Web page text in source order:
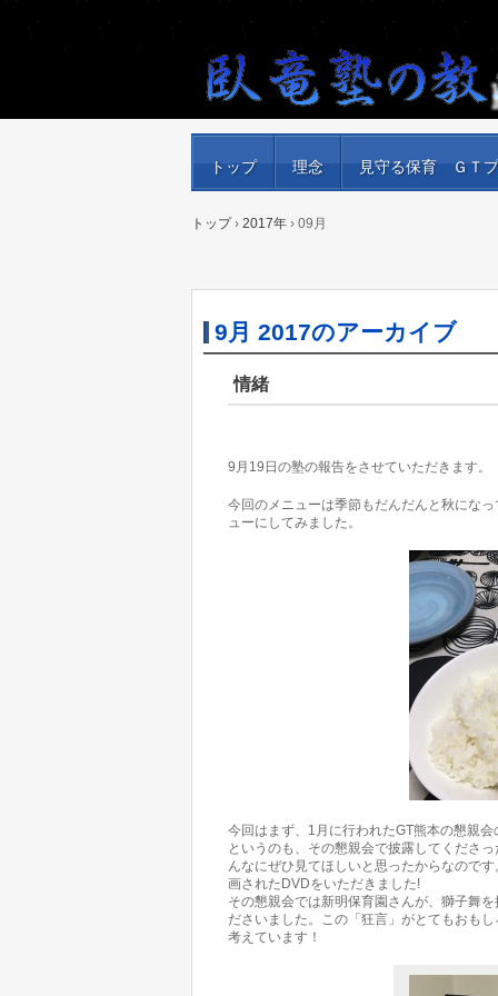
トップ 理念 見守る保育 ＧＴ
トップ › 2017年 › 09月
9月 2017のアーカイブ
情緒
9月19日の塾の報告をさせていただきます。
今回のメニューは季節もだんだんと秋にな
ューにしてみました。
今回はまず、1月に行われたGT熊本の懇親
というのも、その懇親会で披露してくださ
んなにぜひ見てほしいと思ったからなので
画されたDVDをいただきました!
その懇親会では新明保育園さんが、獅子舞
ださいました。この「狂言」がとてもおも
考えています！